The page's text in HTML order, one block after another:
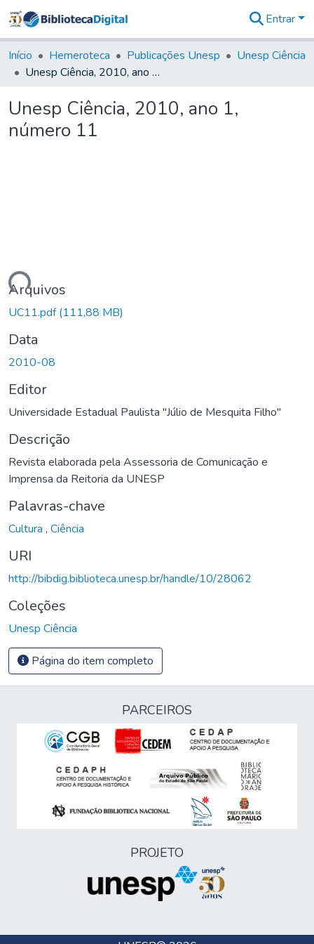
&
Coleções
Tudo na
Digital
Entrar
Início Hemeroteca Publicações Unesp
Unesp Ciência
Unesp Ciência, 2010, ano 1, número 11
Unesp Ciência, 2010, ano 1,
número 11
Arquivos
UC11.pdf(111,88 MB)
Data
2010-08
Editor
Universidade Estadual Paulista "Júlio de Mesquita Filho"
Descrição
Revista elaborada pela Assessoria de Comunicação e
Imprensa da Reitoria da UNESP
Palavras-chave
Cultura , Ciência
URI
http://bibdig.biblioteca.unesp.br/handle/10/28062
Coleções
Unesp Ciência
Página do item completo
PARCEIROS
PROJETO